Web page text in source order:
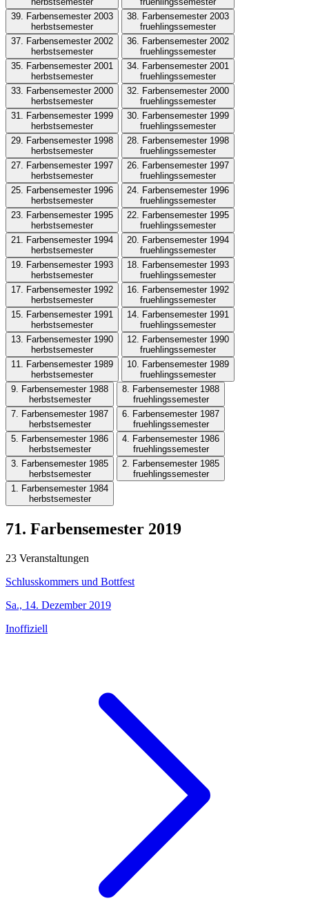
39. Farbensemester 2003
herbstsemester
38. Farbensemester 2003
fruehlingssemester
37. Farbensemester 2002
herbstsemester
36. Farbensemester 2002
fruehlingssemester
35. Farbensemester 2001
herbstsemester
34. Farbensemester 2001
fruehlingssemester
33. Farbensemester 2000
herbstsemester
32. Farbensemester 2000
fruehlingssemester
31. Farbensemester 1999
herbstsemester
30. Farbensemester 1999
fruehlingssemester
29. Farbensemester 1998
herbstsemester
28. Farbensemester 1998
fruehlingssemester
27. Farbensemester 1997
herbstsemester
26. Farbensemester 1997
fruehlingssemester
25. Farbensemester 1996
herbstsemester
24. Farbensemester 1996
fruehlingssemester
23. Farbensemester 1995
herbstsemester
22. Farbensemester 1995
fruehlingssemester
21. Farbensemester 1994
herbstsemester
20. Farbensemester 1994
fruehlingssemester
19. Farbensemester 1993
herbstsemester
18. Farbensemester 1993
fruehlingssemester
17. Farbensemester 1992
herbstsemester
16. Farbensemester 1992
fruehlingssemester
15. Farbensemester 1991
herbstsemester
14. Farbensemester 1991
fruehlingssemester
13. Farbensemester 1990
herbstsemester
12. Farbensemester 1990
fruehlingssemester
11. Farbensemester 1989
herbstsemester
10. Farbensemester 1989
fruehlingssemester
9. Farbensemester 1988
herbstsemester
8. Farbensemester 1988
fruehlingssemester
7. Farbensemester 1987
herbstsemester
6. Farbensemester 1987
fruehlingssemester
5. Farbensemester 1986
herbstsemester
4. Farbensemester 1986
fruehlingssemester
3. Farbensemester 1985
herbstsemester
2. Farbensemester 1985
fruehlingssemester
1. Farbensemester 1984
herbstsemester
71. Farbensemester 2019
23 Veranstaltungen
Schlusskommers und Bottfest
Sa., 14. Dezember 2019
Inoffiziell